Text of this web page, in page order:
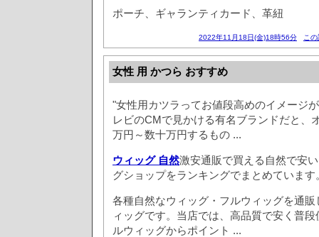
ポーチ、ギャランティカード、革紐
2022年11月18日(金)18時56分 こ
女性 用 かつら おすすめ
"女性用カツラってお値段高めのイメージ
レビのCMで見かける有名ブランドだと、
万円～数十万円するもの ...
ウィッグ 自然激安通販で買える自然で安
グショップをランキングでまとめています
各種自然なウィッグ・フルウィッグを通販
ィッグです。当店では、高品質で安く普
ルウィッグからポイント ...